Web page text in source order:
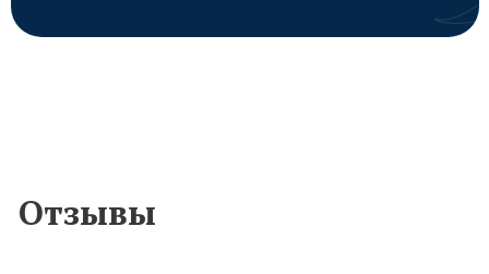
вашего отдыха на Маврикии
+7